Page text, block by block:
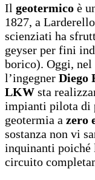
Il geotermico è
1827, a
scienziati ha
geyser per fini
borico). Oggi, nel
l’ingegner Diego
LKW sta
impianti pilota di
geotermia a zero
sostanza non vi
inquinanti poiché
circuito